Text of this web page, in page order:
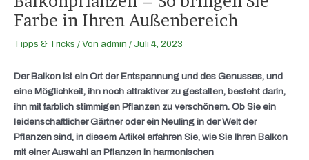
Farbe in Ihren Außenbereich
Tipps & Tricks / Von admin / Juli 4, 2023
Der Balkon ist ein Ort der Entspannung und des Genusses, und
eine Möglichkeit, ihn noch attraktiver zu gestalten, besteht darin,
ihn mit farblich stimmigen Pflanzen zu verschönern. Ob Sie ein
leidenschaftlicher Gärtner oder ein Neuling in der Welt der
Pflanzen sind, in diesem Artikel erfahren Sie, wie Sie Ihren Balkon
mit einer Auswahl an Pflanzen in harmonischen